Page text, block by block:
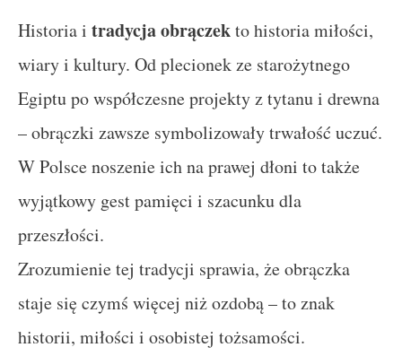
Historia i tradycja obrączekto historia miłości,
wiary i kultury. Od plecionek ze starożytnego
Egiptu po współczesne projekty z tytanu i drewna
– obrączki zawsze symbolizowały trwałość uczuć.
W Polsce noszenie ich na prawej dłoni to także
wyjątkowy gest pamięci i szacunku dla
przeszłości.
Zrozumienie tej tradycji sprawia, że obrączka
staje się czymś więcej niż ozdobą – to znak
historii, miłości i osobistej tożsamości.